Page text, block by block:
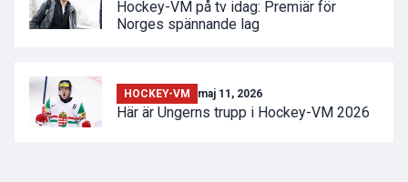
Hockey-VM på tv idag: Premiär för
Norges spännande lag
HOCKEY-VM maj 11, 2026
Här är Ungerns trupp i Hockey-VM 2026